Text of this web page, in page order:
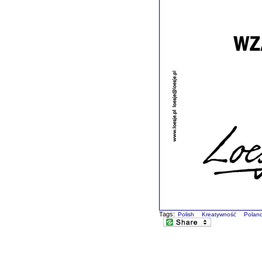
Tags: Polish Kreatywność